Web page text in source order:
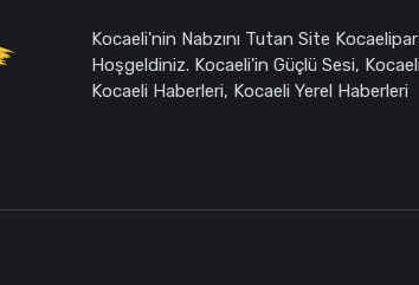
Kocaeli'nin Nabzını Tutan Site
Hoşgeldiniz. Kocaeli'in Güçlü Sesi,
Kocaeli Haberleri, Kocaeli Yerel Haberleri